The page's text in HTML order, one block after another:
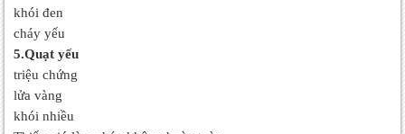
khói đen
cháy yếu
5.Quạt yếu
triệu chứng
lửa vàng
khói nhiều